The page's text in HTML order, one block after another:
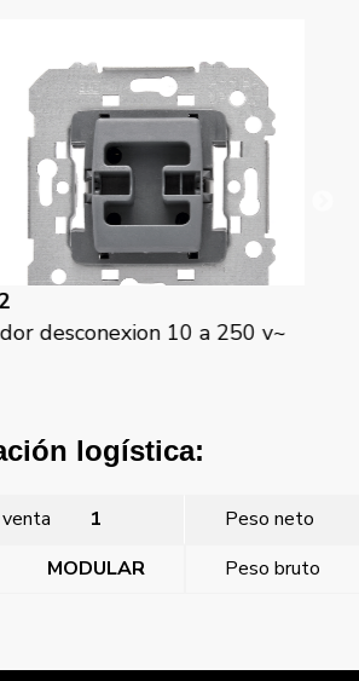
desconexion 10 a 250 v~
logística:
1
Peso neto
MODULAR Peso bruto